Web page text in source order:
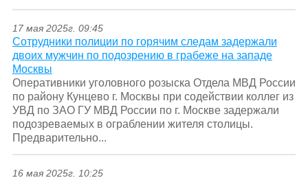
17 мая 2025г. 09:45
Сотрудники полиции по горячим следам задержали
двоих мужчин по подозрению в грабеже на западе
Москвы
Оперативники уголовного розыска Отдела МВД России
по району Кунцево г. Москвы при содействии коллег из
УВД по ЗАО ГУ МВД России по г. Москве задержали
подозреваемых в ограблении жителя столицы.
Предварительно...
16 мая 2025г. 10:25